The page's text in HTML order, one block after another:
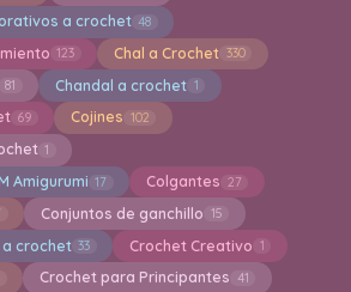
a crochet 48
123 Chal a Crochet 330
81 Chandal a crochet 1
69 Cojines 102
1
Amigurumi 17 Colgantes 27
Conjuntos de ganchillo 15
crochet 33 Crochet Creativo 1
Crochet para Principantes 41